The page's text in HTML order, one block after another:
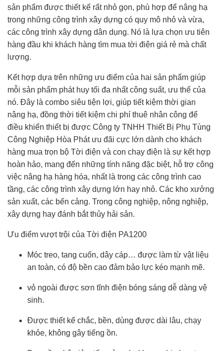
sản phẩm được thiết kế rất nhỏ gọn, phù hợp để nâng hạ
trong những công trình xây dựng có quy mô nhỏ và vừa,
các công trình xây dựng dân dụng. Nó là lựa chọn ưu tiên
hàng đầu khi khách hàng tìm mua tời điện giá rẻ mà chất
lượng.
Kết hợp dựa trên những ưu điểm của hai sản phẩm giúp
mỗi sản phẩm phát huy tối đa nhất công suất, ưu thế của
nó. Đây là combo siêu tiện lợi, giúp tiết kiệm thời gian
nâng hạ, đồng thời tiết kiệm chi phí thuê nhân công để
điều khiển thiết bị được Công ty TNHH Thiết Bị Phụ Tùng
Công Nghiệp Hòa Phát ưu đãi cực lớn dành cho khách
hàng mua trọn bộ Tời điện và con chạy điện là sự kết hợp
hoàn hảo, mang đến những tính năng đặc biệt, hỗ trợ công
việc nâng hạ hàng hóa, nhất là trong các công trình cao
tầng, các công trình xây dựng lớn hay nhỏ. Các kho xưởng
sản xuất, các bến cảng. Trong công nghiệp, nông nghiệp,
xây dựng hay đánh bắt thủy hải sản.
Ưu điểm vượt trội của Tời điện PA1200
Móc treo, tang cuốn, dây cáp… được làm từ vật liệu
an toàn, có độ bền cao đảm bảo lực kéo mạnh mẽ.
vỏ ngoài được sơn tĩnh điện bóng sáng dễ dàng vệ
sinh.
Được thiết kế chắc, bền, dùng được dài lâu, chạy
khỏe, không gây tiếng ồn.